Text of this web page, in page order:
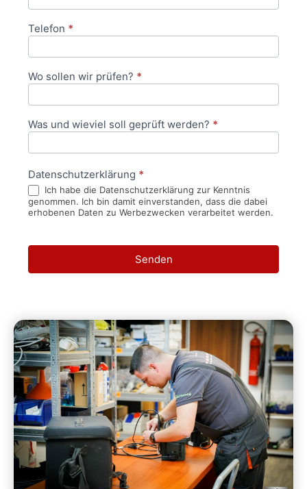
Telefon *
Wo sollen wir prüfen? *
Was und wieviel soll geprüft werden? *
Datenschutzerklärung *
Ich habe die Datenschutzerklärung zur Kenntnis
genommen. Ich bin damit einverstanden, dass die dabei
erhobenen Daten zu Werbezwecken verarbeitet werden.
Senden